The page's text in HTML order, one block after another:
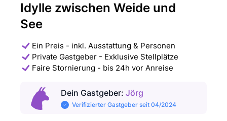
Idylle zwischen Weide und
See
Ein Preis - inkl. Ausstattung & Personen
Private Gastgeber - Exklusive Stellplätze
Faire Stornierung - bis 24h vor Anreise
Dein Gastgeber: Jörg
Verifizierter Gastgeber seit 04/2024